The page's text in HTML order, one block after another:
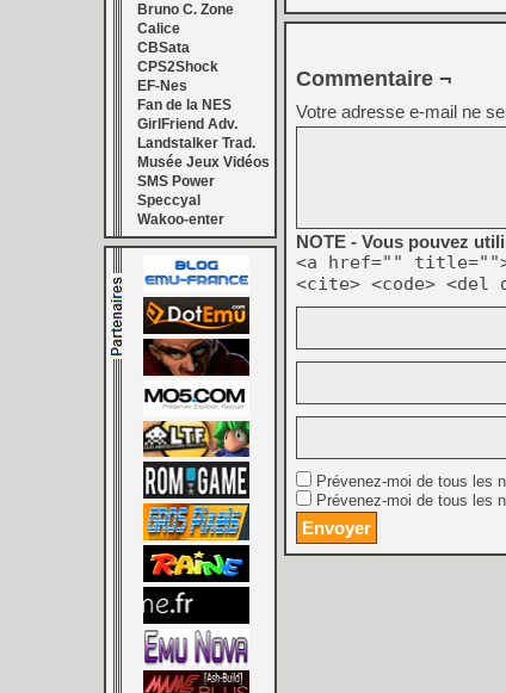
Bruno C. Zone
Calice
CBSata
CPS2Shock
EF-Nes
Fan de la NES
GirlFriend Adv.
Landstalker Trad.
Musée Jeux Vidéos
SMS Power
Speccyal
Wakoo-enter
Commentaire ¬
Votre adresse e-mail ne
NOTE - Vous pouvez
<a href=""
<cite> <code> <del
Prévenez-moi de tous les
Prévenez-moi de tous les